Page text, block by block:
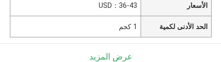
الأسعار USD：36-43
الحد الأدنى لكمية 1 كجم
عرض المزيد